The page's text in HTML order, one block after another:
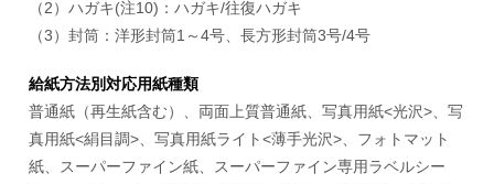
（2）ハガキ(注10)：ハガキ/往復ハガキ
（3）封筒：洋形封筒1～4号、長方形封筒3号/4号
給紙方法別対応用紙種類
普通紙（再生紙含む）、両面上質普通紙、写真用紙<光沢>、写
真用紙<絹目調>、写真用紙ライト<薄手光沢>、フォトマット
紙、スーパーファイン紙、スーパーファイン専用ラベルシー